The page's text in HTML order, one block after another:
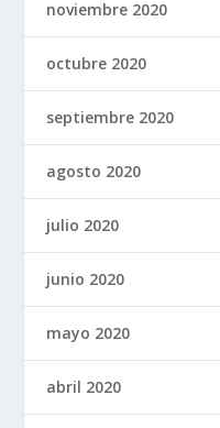
noviembre 2020
octubre 2020
septiembre 2020
agosto 2020
julio 2020
junio 2020
mayo 2020
abril 2020